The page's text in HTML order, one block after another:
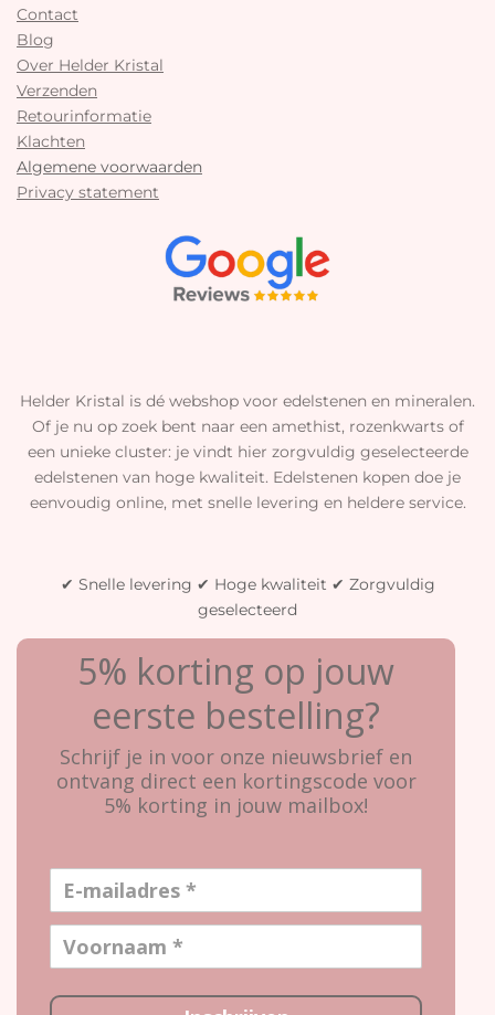
Contact
Blog
Over Helder Kristal
Verzenden
Retourinformatie
Klachten
Algemene voorwaarden
Privacy statement
Helder Kristal is dé webshop voor edelstenen en mineralen.
Of je nu op zoek bent naar een amethist, rozenkwarts of
een unieke cluster: je vindt hier zorgvuldig geselecteerde
edelstenen van hoge kwaliteit. Edelstenen kopen doe je
eenvoudig online, met snelle levering en heldere service.
✔ Snelle levering ✔ Hoge kwaliteit ✔ Zorgvuldig
geselecteerd
5% korting op jouw
eerste bestelling?
Schrijf je in voor onze nieuwsbrief en
ontvang direct een kortingscode voor
5% korting in jouw mailbox!